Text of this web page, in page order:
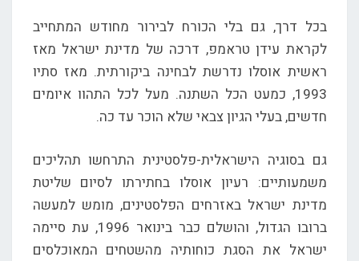
בכל דרך, גם בלי הכורח לבירור מחודש המתחייב
לקראת עידן טראמפ, דרכה של מדינת ישראל מאז
ראשית אוסלו נדרשת לבחינה ביקורתית. מאז סתיו
1993, כמעט הכל השתנה. מעל לכל התהוו איומים
חדשים, בעלי הגיון צבאי שלא הוכר עד כה.
גם בסוגיה הישראלית-פלסטינית התרחשו תהליכים
משמעותיים: רעיון אוסלו בחתירתו לסיום שליטת
מדינת ישראל באזרחים הפלסטינים, מומש למעשה
ברובו הגדול, והושלם כבר בינואר 1996, עת סיימה
ישראל את הסגת כוחותיה מהשטחים המאוכלסים